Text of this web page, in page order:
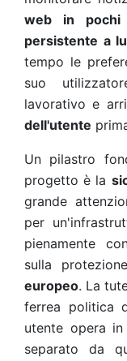
web in pochi
persistente a
tempo le
suo
lavorativo e
dell'utente
Un pilastro
progetto è la
grande
per
pienamente
sulla
europeo. La
ferrea politica
utente opera
separato da